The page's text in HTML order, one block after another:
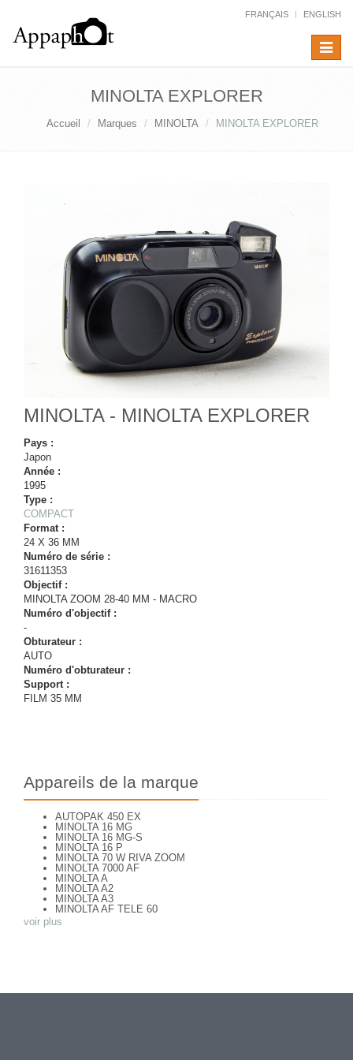
FRANÇAIS ENGLISH
Toggle
MINOLTA EXPLORER
Accueil Marques MINOLTA MINOLTA EXPLORER
MINOLTA - MINOLTA EXPLORER
Pays :
Japon
Année :
1995
Type :
COMPACT
Format :
24 X 36 MM
Numéro de série :
31611353
Objectif :
MINOLTA ZOOM 28-40 MM - MACRO
Numéro d'objectif :
-
Obturateur :
AUTO
Numéro d'obturateur :
Support :
FILM 35 MM
Appareils de la marque
AUTOPAK 450 EX
MINOLTA 16 MG
MINOLTA 16 MG-S
MINOLTA 16 P
MINOLTA 70 W RIVA ZOOM
MINOLTA 7000 AF
MINOLTA A
MINOLTA A2
MINOLTA A3
MINOLTA AF TELE 60
MINOLTA AF ZOOM 65
MINOLTA DYNAX 3xi
voir plus